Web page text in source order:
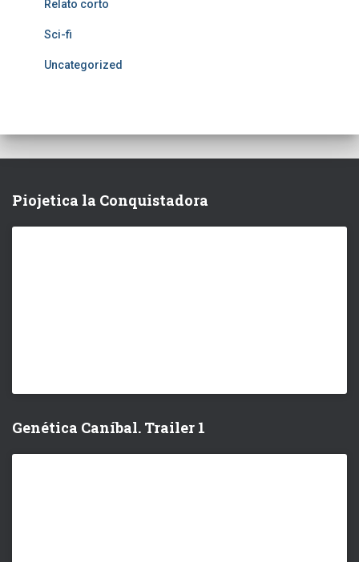
.
9
Relato corto
Sci-fi
Uncategorized
Piojetica la Conquistadora
Genética Caníbal. Trailer 1